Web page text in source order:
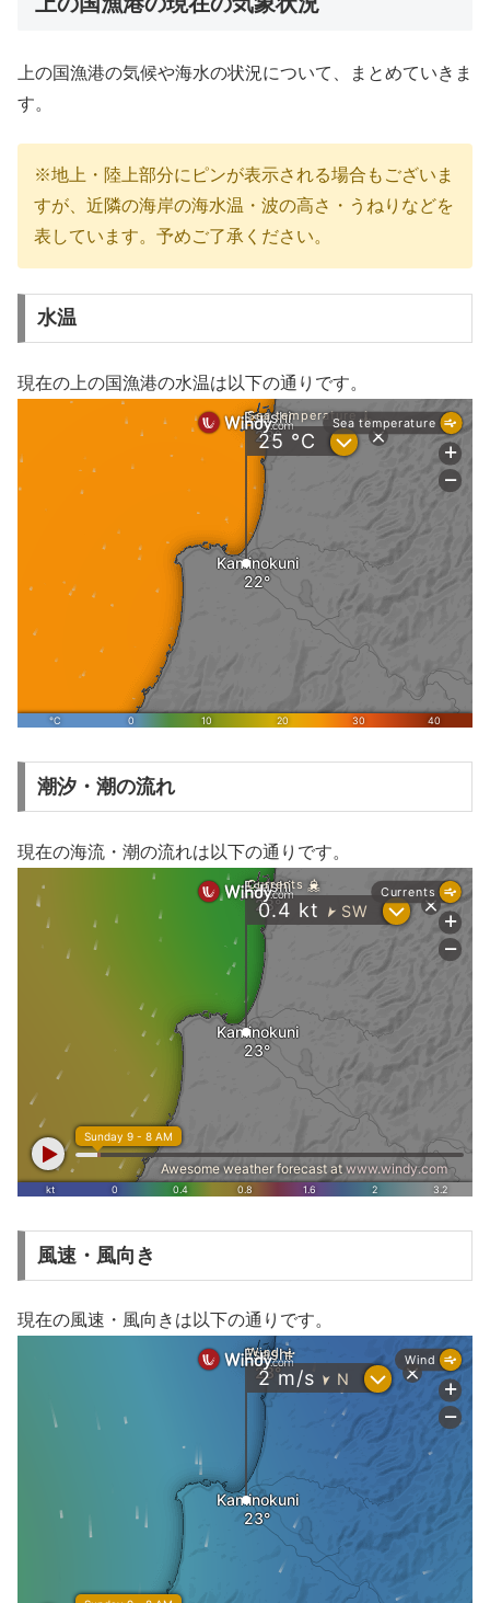
上の国漁港の気候や海水の状況について、まとめていきま
す。
※地上・陸上部分にピンが表示される場合もございま
すが、近隣の海岸の海水温・波の高さ・うねりなどを
表しています。予めご了承ください。
水温
現在の上の国漁港の水温は以下の通りです。
潮汐・潮の流れ
現在の海流・潮の流れは以下の通りです。
風速・風向き
現在の風速・風向きは以下の通りです。